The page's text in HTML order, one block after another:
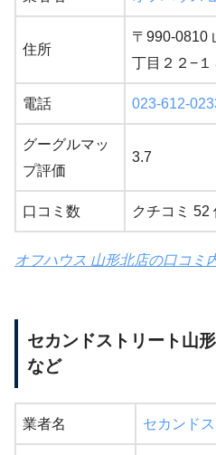
住所
〒990-0810
丁目２２−１
電話 023-612-
グーグルマッ
プ評価
3.7
口コミ数 クチコミ 52
オフハウス 山形北店の口コミ
セカンドストリート山
など
業者名 セカンド